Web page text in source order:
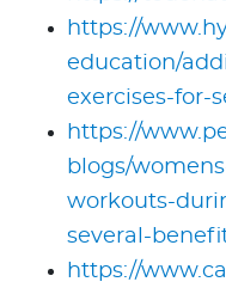
https://
education/
exercises-for-
https://
blogs/
workouts-
several-
https://